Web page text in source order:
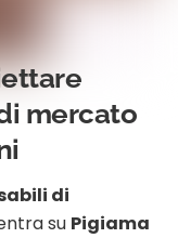
mercato
di
su Pigiama